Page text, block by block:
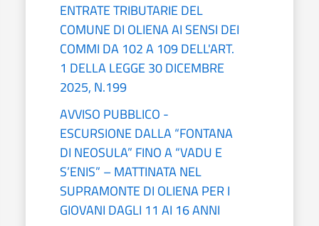
ENTRATE TRIBUTARIE DEL
COMUNE DI OLIENA AI SENSI DEI
COMMI DA 102 A 109 DELL'ART.
1 DELLA LEGGE 30 DICEMBRE
2025, N.199
AVVISO PUBBLICO -
ESCURSIONE DALLA “FONTANA
DI NEOSULA” FINO A “VADU E
S’ENIS” – MATTINATA NEL
SUPRAMONTE DI OLIENA PER I
GIOVANI DAGLI 11 AI 16 ANNI